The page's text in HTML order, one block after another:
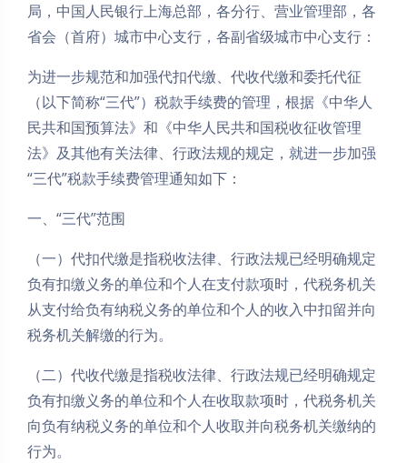
局，中国人民银行上海总部，各分行、营业管理部，各
省会（首府）城市中心支行，各副省级城市中心支行：
为进一步规范和加强代扣代缴、代收代缴和委托代征
（以下简称“三代”）税款手续费的管理，根据《中华人
民共和国预算法》和《中华人民共和国税收征收管理
法》及其他有关法律、行政法规的规定，就进一步加强
“三代”税款手续费管理通知如下：
一、“三代”范围
（一）代扣代缴是指税收法律、行政法规已经明确规定
负有扣缴义务的单位和个人在支付款项时，代税务机关
从支付给负有纳税义务的单位和个人的收入中扣留并向
税务机关解缴的行为。
（二）代收代缴是指税收法律、行政法规已经明确规定
负有扣缴义务的单位和个人在收取款项时，代税务机关
向负有纳税义务的单位和个人收取并向税务机关缴纳的
行为。